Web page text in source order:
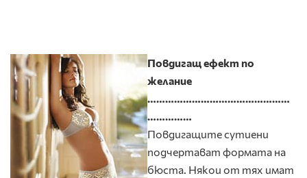
Повдигащ ефект по
желание
…………………………………………
……………
Повдигащите сутиени
подчертават формата на
бюста. Някои от тях имат